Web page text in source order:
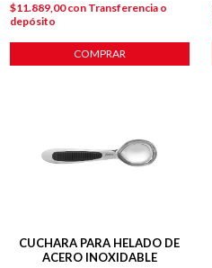
$11.889,00con Transferencia o
depósito
COMPRAR
CUCHARA PARA HELADO DE
ACERO INOXIDABLE